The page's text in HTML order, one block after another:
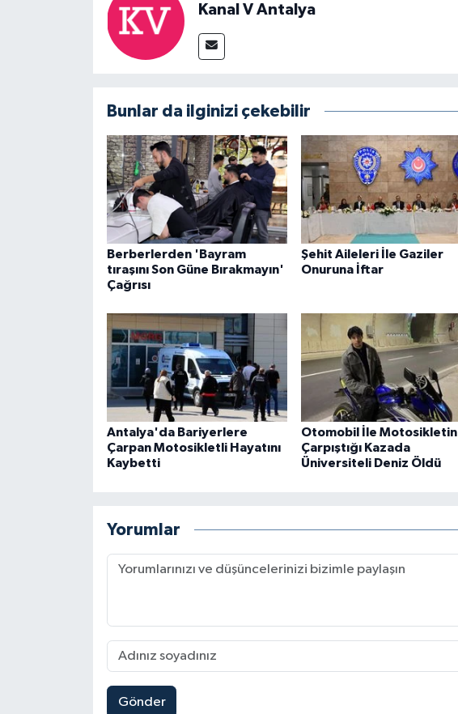
Kanal V Antalya
Bunlar da ilginizi çekebilir
Berberlerden 'Bayram
tıraşını Son Güne Bırakmayın'
Çağrısı
Şehit Aileleri İle Gaziler
Onuruna İftar
Antalya'da Bariyerlere
Çarpan Motosikletli Hayatını
Kaybetti
Otomobil İle Motosikletin
Çarpıştığı Kazada
Üniversiteli Deniz Öldü
Yorumlar
Gönder